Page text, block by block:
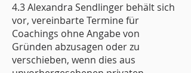
4.3 Alexandra Sendlinger behält sich
vor, vereinbarte Termine für
Coachings ohne Angabe von
Gründen abzusagen oder zu
verschieben, wenn dies aus